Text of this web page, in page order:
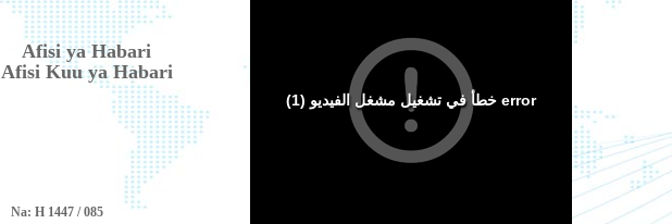
Afisi ya Habari
Afisi Kuu ya Habari
Na: H 1447 / 085